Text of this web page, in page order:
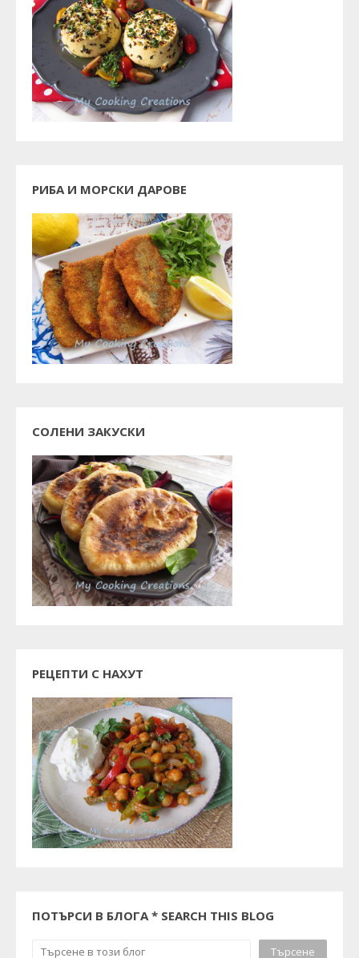
РИБА И МОРСКИ ДАРОВЕ
СОЛЕНИ ЗАКУСКИ
РЕЦЕПТИ С НАХУТ
ПОТЪРСИ В БЛОГА * SEARCH THIS BLOG